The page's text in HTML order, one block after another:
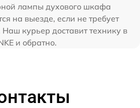
лампы духового шкафа
на выезде, если не требует
курьер доставит технику в
и обратно.